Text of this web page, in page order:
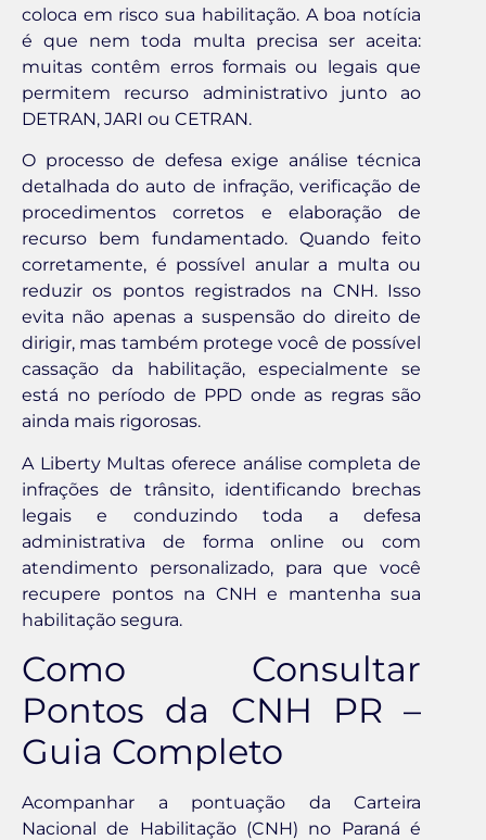
coloca em risco sua habilitação. A boa notícia
é que nem toda multa precisa ser aceita:
muitas contêm erros formais ou legais que
permitem recurso administrativo junto ao
DETRAN, JARI ou CETRAN.
O processo de defesa exige análise técnica
detalhada do auto de infração, verificação de
procedimentos corretos e elaboração de
recurso bem fundamentado. Quando feito
corretamente, é possível anular a multa ou
reduzir os pontos registrados na CNH. Isso
evita não apenas a suspensão do direito de
dirigir, mas também protege você de possível
cassação da habilitação, especialmente se
está no período de PPD onde as regras são
ainda mais rigorosas.
A Liberty Multas oferece análise completa de
infrações de trânsito, identificando brechas
legais e conduzindo toda a defesa
administrativa de forma online ou com
atendimento personalizado, para que você
recupere pontos na CNH e mantenha sua
habilitação segura.
Como Consultar
Pontos da CNH PR –
Guia Completo
Acompanhar a pontuação da Carteira
Nacional de Habilitação (CNH) no Paraná é